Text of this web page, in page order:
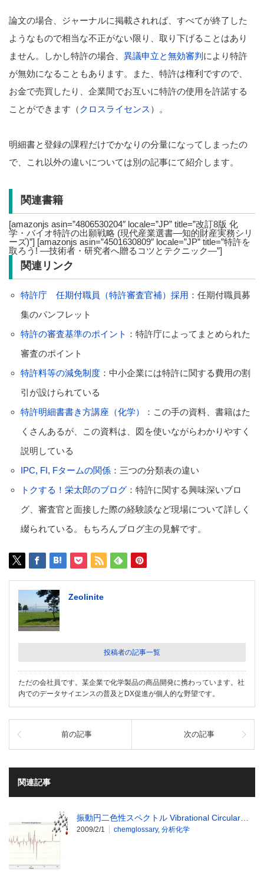
論文の場合、ジャーナルに掲載されれば、すべてが終了した
ようなもので相当な不正がない限り、取り下げることはあり
ません。しかし特許の場合、 異議申立と無効審判 により特許
が無効になることもあります。また、特許は権利ですので、
お金で売買したり、企業間でお互いに特許の使用を許諾する
ことができます（クロスライセンス ）。
明細書と登録の課程だけでかなりの分量になってしまったの
で、これ以外の違いについては別の記事にて紹介します。
関連書籍
[amazonjs asin=”4806530204″ locale=”JP” title=”改訂8版 化
学・バイオ特許の出願戦略 (現代産業選書―知的財産実務シリ
ーズ)”] [amazonjs asin=”4501630809″ locale=”JP” title=”特許を
取ろう! ―技術者・研究者へ贈るコツとテクニック―”]
関連リンク
特許庁 任期付職員（特許審査官補）採用 ：任期付職員募
集のパンフレット
特許の審査基準のポイント ：特許庁によってまとめられた
審査のポイント
特許料等の減免制度：中小企業には特許に関する費用の割
引が設けられている
特許明細書書き方講座（化学）
：この手の資料、書籍はた
くさんあるが、この資料は、図を使いながらわかりやすく
説明している
IPC, FI, Fタームの関係：三つの分類表の違い
トクする！栄太郎のブログ：特許に関する興味深いブロ
グ、審査官と面接した際の経験談など現場について詳しく
綴られている。もちろんブログ主の見解です。
Zeolinite
投稿者の記事一覧
ただの会社員です。某企業で化学製品の商品開発に携わっています。社
内でのデータサイエンスの普及とDX促進が個人的な野望です。
前の記事 次の記事
関連記事
振動円二色性スペクトル Vibrational Circular…
2009/2/1 chemglossary, 分析化学